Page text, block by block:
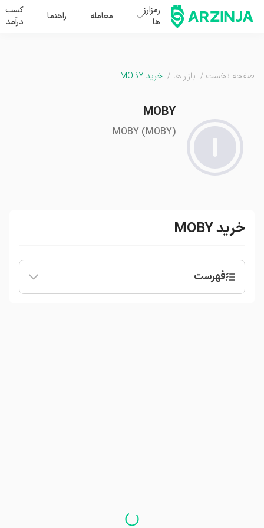
رمزارز
ها
معامله راهنما
کسب
درآمد
صفحه نخست / بازار ها / خرید MOBY
MOBY
MOBY(MOBY)
خرید MOBY
فهرست